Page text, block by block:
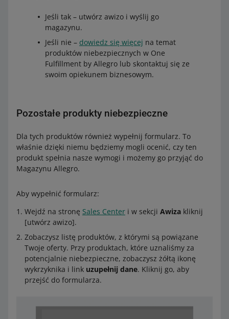
Jeśli tak – utwórz awizo i wyślij go
magazynu.
Jeśli nie – dowiedz się więcej na temat
produktów niebezpiecznych w One
Fulfillment by Allegro lub skontaktuj się ze
swoim opiekunem biznesowym.
Pozostałe produkty niebezpieczne
Dla tych produktów również wypełnij formularz. To
właśnie dzięki niemu będziemy mogli ocenić, czy ten
produkt spełnia nasze wymogi i możemy go przyjąć do
Magazynu Allegro.
Aby wypełnić formularz:
Wejdź na stronę Sales Center i w sekcji Awiza kliknij
[utwórz awizo].
Zobaczysz listę produktów, z którymi są powiązane
Twoje oferty. Przy produktach, które uznaliśmy za
potencjalnie niebezpieczne, zobaczysz żółtą ikonę
wykrzyknika i link uzupełnij dane. Kliknij go, aby
przejść do formularza.